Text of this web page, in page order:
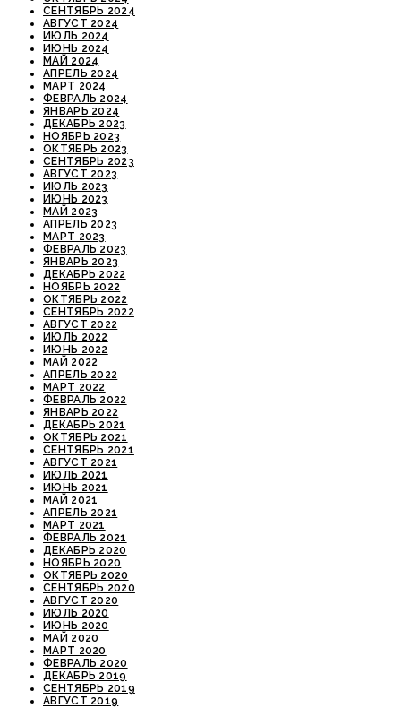
СЕНТЯБРЬ 2024
АВГУСТ 2024
ИЮЛЬ 2024
ИЮНЬ 2024
МАЙ 2024
АПРЕЛЬ 2024
МАРТ 2024
ФЕВРАЛЬ 2024
ЯНВАРЬ 2024
ДЕКАБРЬ 2023
НОЯБРЬ 2023
ОКТЯБРЬ 2023
СЕНТЯБРЬ 2023
АВГУСТ 2023
ИЮЛЬ 2023
ИЮНЬ 2023
МАЙ 2023
АПРЕЛЬ 2023
МАРТ 2023
ФЕВРАЛЬ 2023
ЯНВАРЬ 2023
ДЕКАБРЬ 2022
НОЯБРЬ 2022
ОКТЯБРЬ 2022
СЕНТЯБРЬ 2022
АВГУСТ 2022
ИЮЛЬ 2022
ИЮНЬ 2022
МАЙ 2022
АПРЕЛЬ 2022
МАРТ 2022
ФЕВРАЛЬ 2022
ЯНВАРЬ 2022
ДЕКАБРЬ 2021
ОКТЯБРЬ 2021
СЕНТЯБРЬ 2021
АВГУСТ 2021
ИЮЛЬ 2021
ИЮНЬ 2021
МАЙ 2021
АПРЕЛЬ 2021
МАРТ 2021
ФЕВРАЛЬ 2021
ДЕКАБРЬ 2020
НОЯБРЬ 2020
ОКТЯБРЬ 2020
СЕНТЯБРЬ 2020
АВГУСТ 2020
ИЮЛЬ 2020
ИЮНЬ 2020
МАЙ 2020
МАРТ 2020
ФЕВРАЛЬ 2020
ДЕКАБРЬ 2019
СЕНТЯБРЬ 2019
АВГУСТ 2019